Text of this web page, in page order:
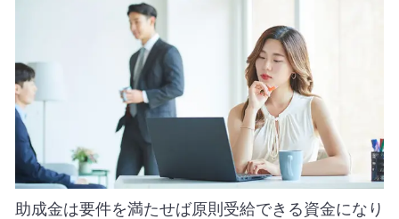
助成金は要件を満たせば原則受給できる資金になり